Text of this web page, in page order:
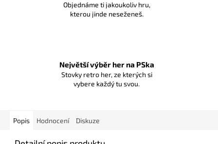
Objednáme ti jakoukoliv hru,
kterou jinde neseženeš.
Největší výběr her na PSka
Stovky retro her, ze kterých si
vybere každý tu svou.
Popis Hodnocení Diskuze